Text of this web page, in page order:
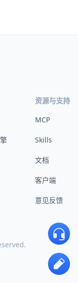
资源与支持
MCP
Skills
文档
客户端
意见反馈